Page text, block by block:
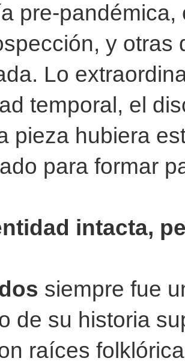
pre-
y
Lo
temporal, el
pieza hubiera
para formar
intacta,
siempre fue
de su historia
raíces